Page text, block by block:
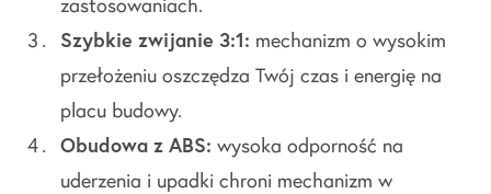
Szybkie zwijanie 3:1: mechanizm o wysokim
przełożeniu oszczędza Twój czas i energię na
placu budowy.
Obudowa z ABS: wysoka odporność na
uderzenia i upadki chroni mechanizm w